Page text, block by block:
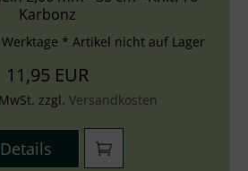
Karbonz
Werktage * Artikel nicht auf Lager
11,95 EUR
zzgl. Versandkosten
Details